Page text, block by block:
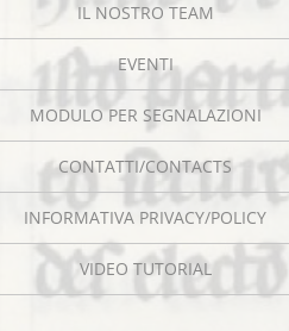
IL NOSTRO TEAM
EVENTI
MODULO PER SEGNALAZIONI
CONTATTI/CONTACTS
INFORMATIVA PRIVACY/POLICY
VIDEO TUTORIAL